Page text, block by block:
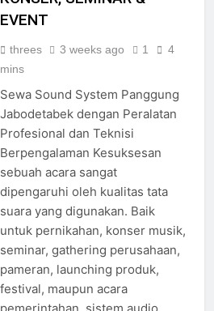
KONSER, SEMINAR &
threes
Sewa Sound System Panggung
Jabodetabek dengan Peralatan
Profesional dan Teknisi
Berpengalaman Kesuksesan
sebuah acara sangat
dipengaruhi oleh kualitas tata
suara yang digunakan. Baik
untuk pernikahan, konser musik,
seminar, gathering perusahaan,
pameran, launching produk,
festival, maupun acara